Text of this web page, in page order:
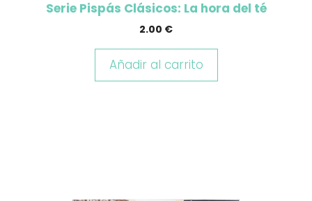
Serie Pispás Clásicos: La hora del té
2.00 €
Añadir al carrito